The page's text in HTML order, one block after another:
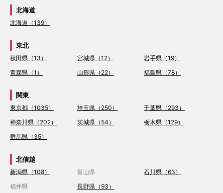
北海道
北海道（139）
東北
秋田県（13） 宮城県（12）
岩手県（19）
青森県（1）
山形県（22） 福島県（78）
関東
東京都（1035） 埼玉県（250）
千葉県（293）
神奈川県（202）
茨城県（54）
栃木県（129）
群馬県（35）
北信越
新潟県（108） 富山県
石川県（63）
福井県
長野県（93）